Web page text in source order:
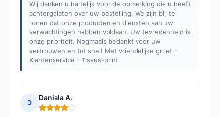
Wij danken u hartelijk voor de opmerking die u heeft
achtergelaten over uw bestelling. We zijn blij te
horen dat onze producten en diensten aan uw
verwachtingen hebben voldaan. Uw tevredenheid is
onze prioriteit. Nogmaals bedankt voor uw
vertrouwen en tot snel! Met vriendelijke groet -
Klantenservice - Tissus-print
D
Daniela A.
Opmerking: 4 van 5